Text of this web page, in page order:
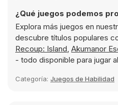
¿Qué juegos podemos
Explora más juegos en
descubre títulos populares
Recoup: Island, Akumanor
- todo disponible para jugar
Categoría: Juegos de Habilidad